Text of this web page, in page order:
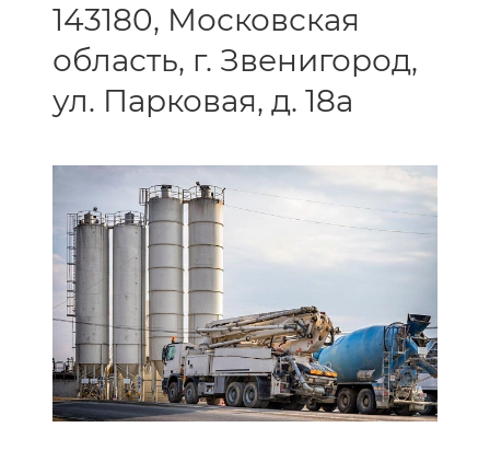
143180, Московская
область, г. Звенигород,
ул. Парковая, д. 18а